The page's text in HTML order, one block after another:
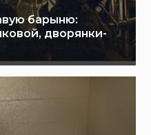
барыню:
дворянки-